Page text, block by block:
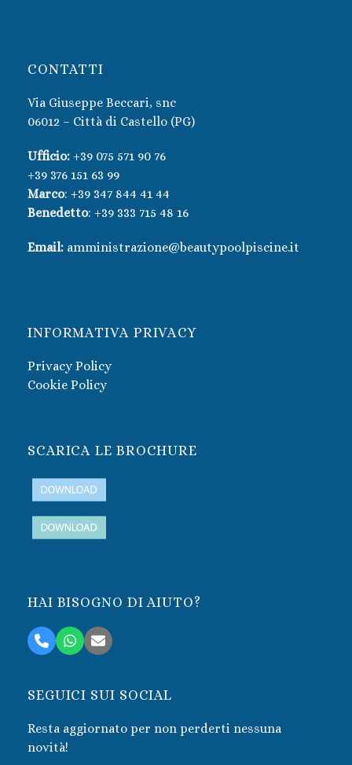
CONTATTI
Via Giuseppe Beccari, snc
06012 – Città di Castello (PG)
Ufficio: +39 075 571 90 76
+39 376 151 63 99
Marco: +39 347 844 41 44
Benedetto: +39 333 715 48 16
Email: amministrazione@beautypoolpiscine.it
INFORMATIVA PRIVACY
Privacy Policy
Cookie Policy
SCARICA LE BROCHURE
HAI BISOGNO DI AIUTO?
TelefonoWhatsapp
Email
SEGUICI SUI SOCIAL
Resta aggiornato per non perderti nessuna
novità!